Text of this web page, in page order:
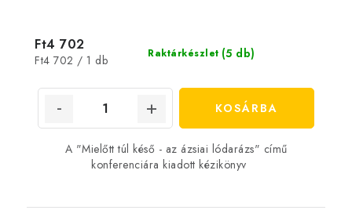
Raktárkészlet (5 db)
Ft4 702
Egységár:
Ft4 702 / 1 db
KOSÁRBA
A "Mielőtt túl késő - az ázsiai lódarázs" című
konferenciára kiadott kézikönyv